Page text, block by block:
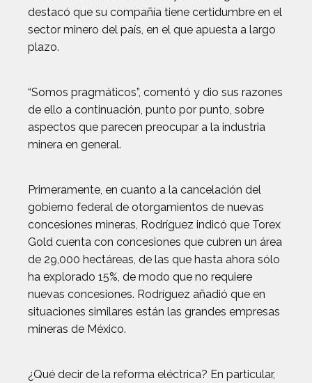
destacó que su compañía tiene certidumbre en el
sector minero del país, en el que apuesta a largo
plazo.
“Somos pragmáticos”, comentó y dio sus razones
de ello a continuación, punto por punto, sobre
aspectos que parecen preocupar a la industria
minera en general.
Primeramente, en cuanto a la cancelación del
gobierno federal de otorgamientos de nuevas
concesiones mineras, Rodríguez indicó que Torex
Gold cuenta con concesiones que cubren un área
de 29,000 hectáreas, de las que hasta ahora sólo
ha explorado 15%, de modo que no requiere
nuevas concesiones. Rodríguez añadió que en
situaciones similares están las grandes empresas
mineras de México.
¿Qué decir de la reforma eléctrica? En particular,